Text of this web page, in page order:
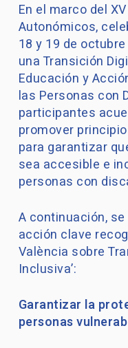
En el marco del
Autonómicos,
18 y 19 de
una Transición
Educación y
las Personas con
participantes
promover
para garantizar
sea accesible e
personas con
A continuación,
acción clave
València sobre
Inclusiva’:
Garantizar la
personas